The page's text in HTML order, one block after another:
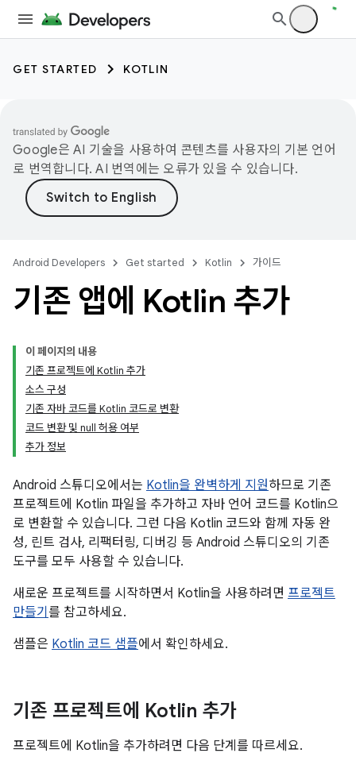
GET STARTED KOTLIN
Google은 AI 기술을 사용하여 콘텐츠를 사용자의 기본 언어
로 번역합니다. AI 번역에는 오류가 있을 수 있습니다.
Android Developers Get started Kotlin 가이드
기존 앱에 Kotlin 추가
이 페이지의 내용
기존 프로젝트에 Kotlin 추가
소스 구성
기존 자바 코드를 Kotlin 코드로 변환
코드 변환 및 null 허용 여부
추가 정보
Android 스튜디오에서는 Kotlin을 완벽하게 지원하므로 기존
프로젝트에 Kotlin 파일을 추가하고 자바 언어 코드를 Kotlin으
로 변환할 수 있습니다. 그런 다음 Kotlin 코드와 함께 자동 완
성, 린트 검사, 리팩터링, 디버깅 등 Android 스튜디오의 기존
도구를 모두 사용할 수 있습니다.
새로운 프로젝트를 시작하면서 Kotlin을 사용하려면 프로젝트
만들기 를 참고하세요.
샘플은 Kotlin 코드 샘플에서 확인하세요.
기존 프로젝트에 Kotlin 추가
프로젝트에 Kotlin을 추가하려면 다음 단계를 따르세요.